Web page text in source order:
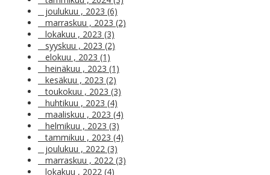
joulukuu , 2023 (6)
marraskuu , 2023 (2)
lokakuu , 2023 (3)
syyskuu , 2023 (2)
elokuu , 2023 (1)
heinäkuu , 2023 (1)
kesäkuu , 2023 (2)
toukokuu , 2023 (3)
huhtikuu , 2023 (4)
maaliskuu , 2023 (4)
helmikuu , 2023 (3)
tammikuu , 2023 (4)
joulukuu , 2022 (3)
marraskuu , 2022 (3)
lokakuu , 2022 (4)